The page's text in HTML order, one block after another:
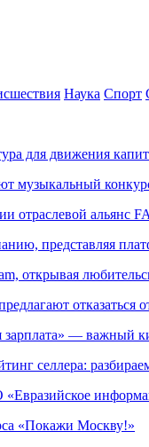
Наука Спорт
для движения
музыкальный
отраслевой альянс
представляя
открывая
отказаться
— важный
селлера:
«Покажи Москву!»